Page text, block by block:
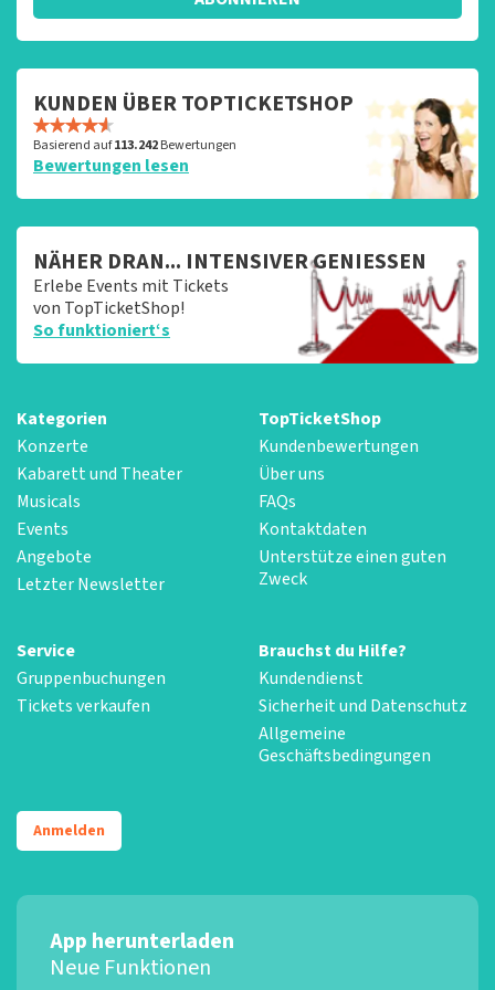
KUNDEN ÜBER TOPTICKETSHOP
Basierend auf113.242Bewertungen
Bewertungen lesen
NÄHER DRAN... INTENSIVER GENIESSEN
Erlebe Events mit Tickets
von TopTicketShop!
So funktioniert‘s
Kategorien
Konzerte
Kabarett und Theater
Musicals
Events
Angebote
Letzter Newsletter
TopTicketShop
Kundenbewertungen
Über uns
FAQs
Kontaktdaten
Unterstütze einen guten
Zweck
Service
Gruppenbuchungen
Tickets verkaufen
Brauchst du Hilfe?
Kundendienst
Sicherheit und Datenschutz
Allgemeine
Geschäftsbedingungen
Anmelden
App herunterladen
Neue Funktionen